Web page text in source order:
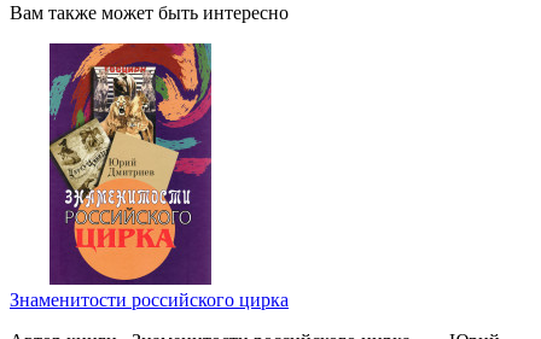
Вам также может быть интересно
Знаменитости российского цирка